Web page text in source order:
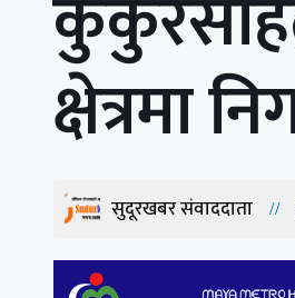
क्षेत्रमा
सुदूरखबर संवाददाता